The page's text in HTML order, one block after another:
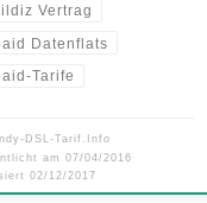
Vertrag
Datenflats
Tarife
DSL-Tarif.Info
am07/04/2016
02/12/2017